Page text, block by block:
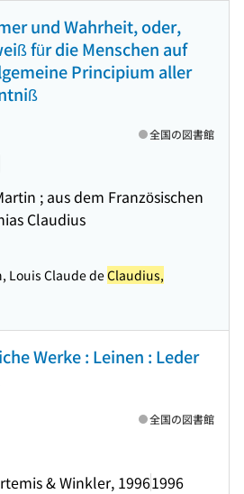
und Wahrheit, oder,
für die Menschen auf
Principium aller
; aus dem Französischen
Claudius
全国の図書館
Louis Claude deClaudius,
Werke : Leinen : Leder
& Winkler, 19961996
全国の図書館